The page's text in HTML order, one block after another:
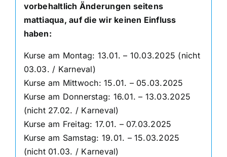
vorbehaltlich Änderungen seitens
mattiaqua, auf die wir keinen Einfluss
haben:
Kurse am Montag: 13.01. – 10.03.2025 (nicht
03.03. / Karneval)
Kurse am Mittwoch: 15.01. – 05.03.2025
Kurse am Donnerstag: 16.01. – 13.03.2025
(nicht 27.02. / Karneval)
Kurse am Freitag: 17.01. – 07.03.2025
Kurse am Samstag: 19.01. – 15.03.2025
(nicht 01.03. / Karneval)